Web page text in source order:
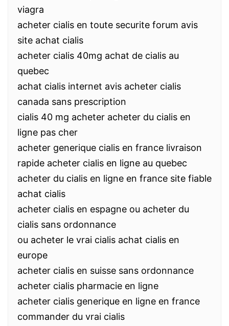
viagra
acheter cialis en toute securite forum avis
site achat cialis
acheter cialis 40mg achat de cialis au
quebec
achat cialis internet avis acheter cialis
canada sans prescription
cialis 40 mg acheter acheter du cialis en
ligne pas cher
acheter generique cialis en france livraison
rapide acheter cialis en ligne au quebec
acheter du cialis en ligne en france site fiable
achat cialis
acheter cialis en espagne ou acheter du
cialis sans ordonnance
ou acheter le vrai cialis achat cialis en
europe
acheter cialis en suisse sans ordonnance
acheter cialis pharmacie en ligne
acheter cialis generique en ligne en france
commander du vrai cialis